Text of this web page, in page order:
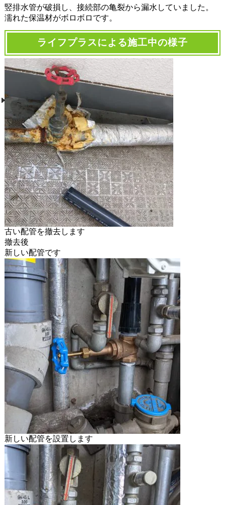
竪排水管が破損し、接続部の亀裂から漏水していました。
濡れた保温材がボロボロです。
ライフプラスによる施工中の様子
古い配管を撤去します
撤去後
新しい配管です
新しい配管を設置します